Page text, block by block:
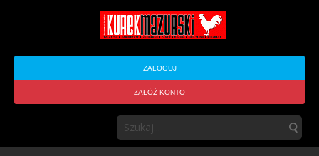
ZALOGUJ
ZAŁÓŻ KONTO